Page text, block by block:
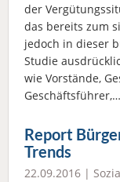
der
das bereits zum
jedoch in dieser
Studie
wie Vorstände,
Geschäftsführer,…
Report
Trends
22.09.2016 |